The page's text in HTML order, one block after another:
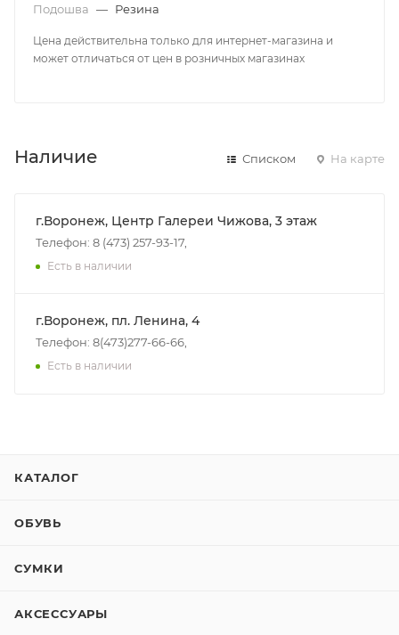
Подошва — Резина
Цена действительна только для интернет-магазина и
может отличаться от цен в розничных магазинах
Наличие Списком На карте
г.Воронеж, Центр Галереи Чижова, 3 этаж
Телефон: 8 (473) 257-93-17,
Есть в наличии
г.Воронеж, пл. Ленина, 4
Телефон: 8(473)277-66-66,
Есть в наличии
КАТАЛОГ
ОБУВЬ
СУМКИ
АКСЕССУАРЫ